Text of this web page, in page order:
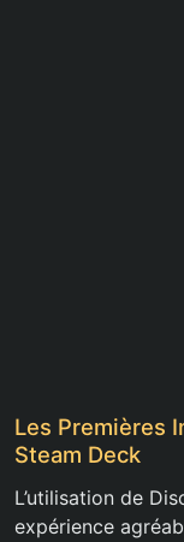
Les Premières
Steam Deck
L’utilisation de
expérience